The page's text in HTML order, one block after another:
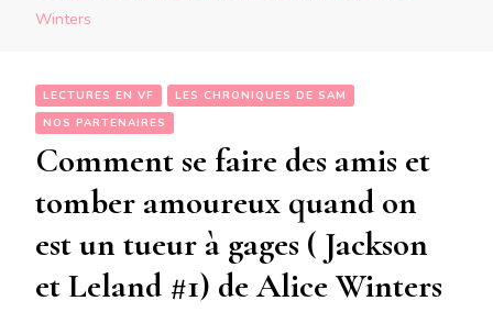
Winters
LECTURES EN VF
LES CHRONIQUES DE SAM
NOS PARTENAIRES
Comment se faire des amis et
tomber amoureux quand on
est un tueur à gages ( Jackson
et Leland #1) de Alice Winters